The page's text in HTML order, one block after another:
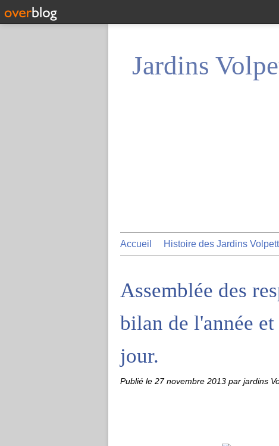
Jardins
Accueil Histoire des Jardins
Assemblée des
bilan de l'année
jour.
Publié le 27 novembre 2013 par jardins